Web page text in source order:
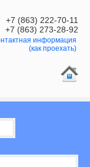
+7 (863) 222-70-11
+7 (863) 273-28-92
информация
(как проехать)